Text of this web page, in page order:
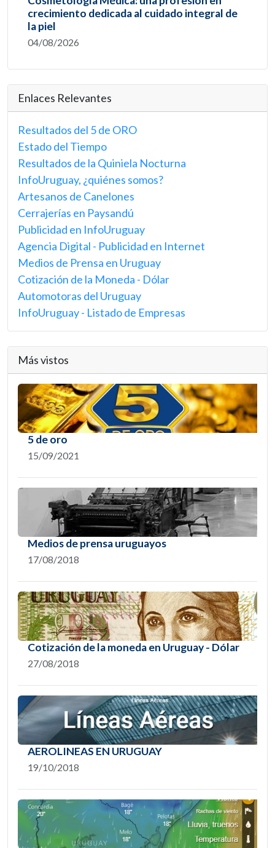
crecimiento dedicada al cuidado integral de
la piel
04/08/2026
Enlaces Relevantes
Resultados del 5 de ORO
Estado del Tiempo
Resultados de la Quiniela Nocturna
InfoUruguay, ¿quiénes somos?
Artesanos de Canelones
Cerrajerías en Paysandú
Publicidad en InfoUruguay
Agencia Digital - Publicidad en Internet
Medios de Prensa en Uruguay
Cotización de la Moneda - Dólar
Automotoras del Uruguay
InfoUruguay - Listado de Empresas
Más vistos
5 de oro
15/09/2021
Medios de prensa uruguayos
17/08/2018
Cotización de la moneda en Uruguay - Dólar
27/08/2018
AEROLINEAS EN URUGUAY
19/10/2018